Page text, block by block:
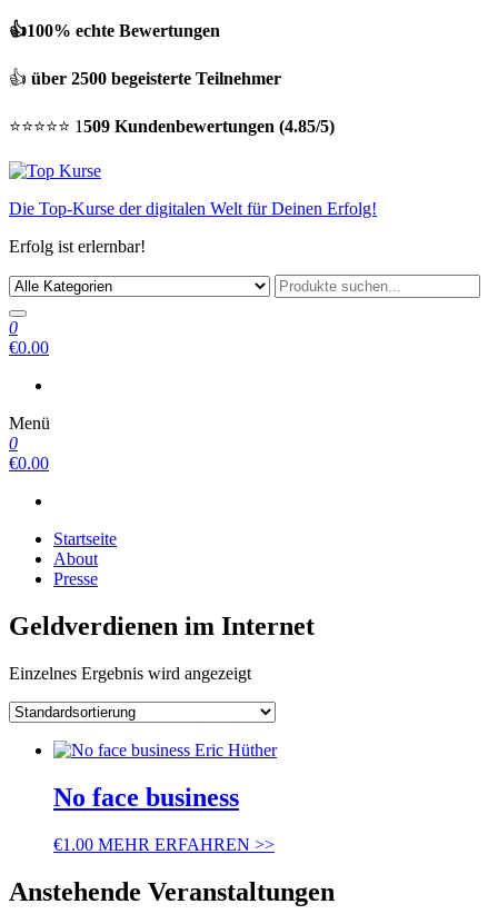
👍100% echte Bewertungen
👍 über 2500 begeisterte Teilnehmer
⭐⭐⭐⭐⭐ 1509 Kundenbewertungen (4.85/5)
Die Top-Kurse der digitalen Welt für Deinen Erfolg!
Erfolg ist erlernbar!
0
€0.00
Menü
0
€0.00
Startseite
About
Presse
Geldverdienen im Internet
Einzelnes Ergebnis wird angezeigt
No face business
€1.00 MEHR ERFAHREN >>
Anstehende Veranstaltungen